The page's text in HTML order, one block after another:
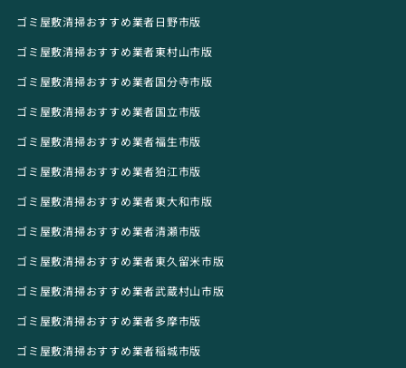
ゴミ屋敷清掃おすすめ業者日野市版
ゴミ屋敷清掃おすすめ業者東村山市版
ゴミ屋敷清掃おすすめ業者国分寺市版
ゴミ屋敷清掃おすすめ業者国立市版
ゴミ屋敷清掃おすすめ業者福生市版
ゴミ屋敷清掃おすすめ業者狛江市版
ゴミ屋敷清掃おすすめ業者東大和市版
ゴミ屋敷清掃おすすめ業者清瀬市版
ゴミ屋敷清掃おすすめ業者東久留米市版
ゴミ屋敷清掃おすすめ業者武蔵村山市版
ゴミ屋敷清掃おすすめ業者多摩市版
ゴミ屋敷清掃おすすめ業者稲城市版